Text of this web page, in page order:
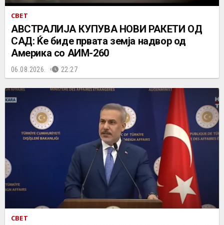
СВЕТ
АВСТРАЛИЈА КУПУВА НОВИ РАКЕТИ ОД
САД: Ќе биде првата земја надвор од
Америка со АИМ-260
06.08.2026. 22:27
СВЕТ